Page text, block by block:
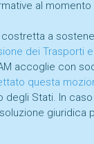
al momento
costretta a
dei Trasporti
accoglie con
questa
degli Stati. In
giuridica